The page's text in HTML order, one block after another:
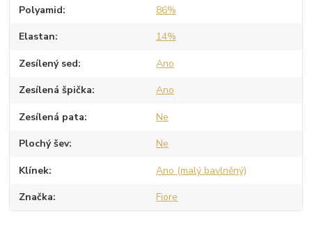
Polyamid 86%
Elastan 14%
Zesílený sed Ano
Zesílená špička Ano
Zesílená pata Ne
Plochý šev Ne
Klínek Ano (malý bavlněný)
Značka Fiore